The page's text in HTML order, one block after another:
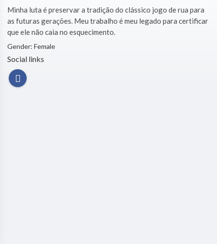
Minha luta é preservar a tradição do clássico jogo de rua para
as futuras gerações. Meu trabalho é meu legado para certificar
que ele não caia no esquecimento.
Gender: Female
Social links